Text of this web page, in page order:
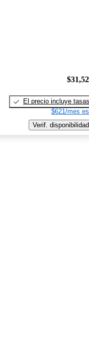
El precio incluye tasas
$621/mes
Verif. disponibilidad